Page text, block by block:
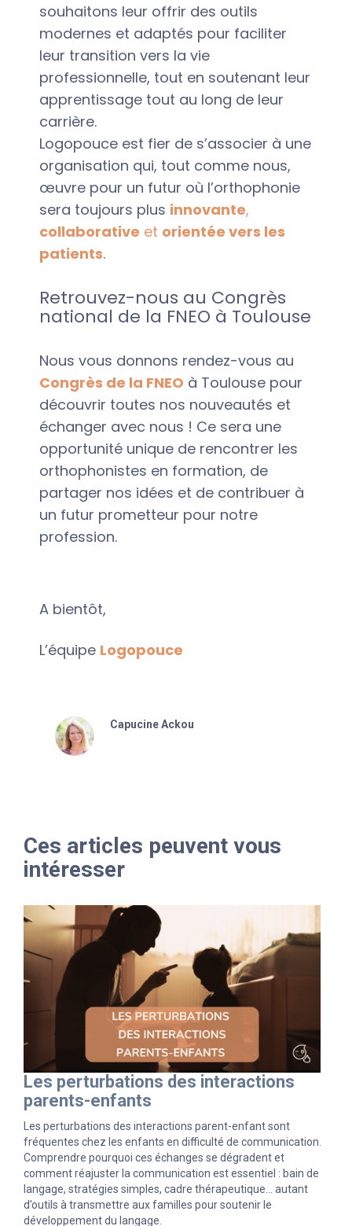
souhaitons leur offrir des outils
modernes et adaptés pour faciliter
leur transition vers la vie
professionnelle, tout en soutenant leur
apprentissage tout au long de leur
carrière.
Logopouce est fier de s’associer à une
organisation qui, tout comme nous,
œuvre pour un futur où l’orthophonie
sera toujours plus innovante,
collaborative et orientée vers les
patients.
Retrouvez-nous au Congrès
national de la FNEO à Toulouse
Nous vous donnons rendez-vous au
Congrès de la FNEO à Toulouse pour
découvrir toutes nos nouveautés et
échanger avec nous ! Ce sera une
opportunité unique de rencontrer les
orthophonistes en formation, de
partager nos idées et de contribuer à
un futur prometteur pour notre
profession.
A bientôt,
L’équipe Logopouce
Capucine Ackou
Ces articles peuvent vous
intéresser
Les perturbations des interactions
parents-enfants
Les perturbations des interactions parent-enfant sont
fréquentes chez les enfants en difficulté de communication.
Comprendre pourquoi ces échanges se dégradent et
comment réajuster la communication est essentiel : bain de
langage, stratégies simples, cadre thérapeutique… autant
d’outils à transmettre aux familles pour soutenir le
développement du langage.